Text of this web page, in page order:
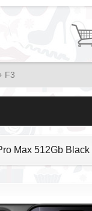
Max 512Gb Black